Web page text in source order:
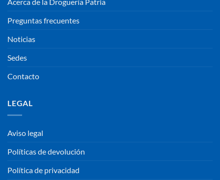
Preguntas frecuentes
Noticias
Sedes
Contacto
LEGAL
Aviso legal
Políticas de devolución
Política de privacidad